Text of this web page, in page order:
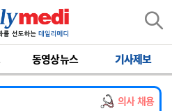
동영상뉴스 기사제보
의사 채용
모집
과 임기제 임상의사 채용
아응급전담) 계약직 의사 공개채용